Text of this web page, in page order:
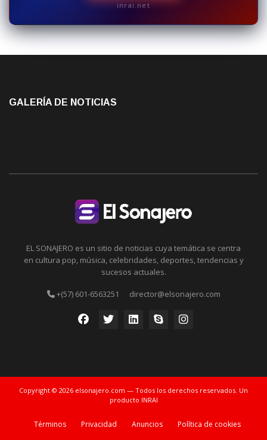
inrai.net
GALERÍA DE NOTICIAS
EL SONAJERO es un sitio de noticias cuya temática se centra
en cultura pop, música, celebridades, deportes, tendencias y
sucesos actuales.
+(57) 601-6563251 director@elsonajero.com
Copyright © 2026 elsonajero.com — Todos los derechos reservados. Un
producto INRAI
Términos Privacidad Anuncios
Política de cookies